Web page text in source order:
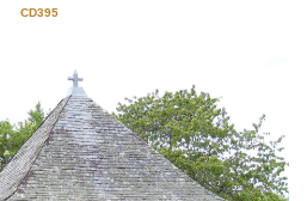
CD395